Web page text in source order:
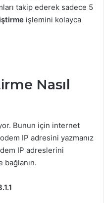
takip ederek sadece 5
işlemini kolayca
Nasıl
Bunun için internet
IP adresini yazmanız
IP adreslerini
bağlanın.